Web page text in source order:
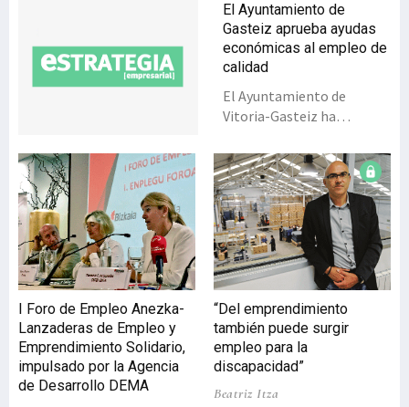
El Ayuntamiento de
Gasteiz aprueba ayudas
económicas al empleo de
calidad
El Ayuntamiento de
Vitoria-Gasteiz ha
convocatoria de ayudas
para la generación de
empleo de calidad
mediante la conversión de
contratos temporales en
indefinidos para lo que se
ha asignado un
euros en subvenciones,
para cuya concesión se
dará prioridad a los
contratos realizados a
mujeres y personas
I Foro de Empleo Anezka-
Lanzaderas de Empleo y
Emprendimiento Solidario,
impulsado por la Agencia
de Desarrollo DEMA
“Del emprendimiento
también puede surgir
empleo para la
discapacidad”
Beatriz Itza